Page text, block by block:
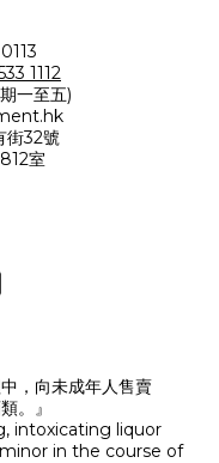
1112
一至五)
街32號
室
，向未成年人售賣
。』
intoxicating liquor
in the course of